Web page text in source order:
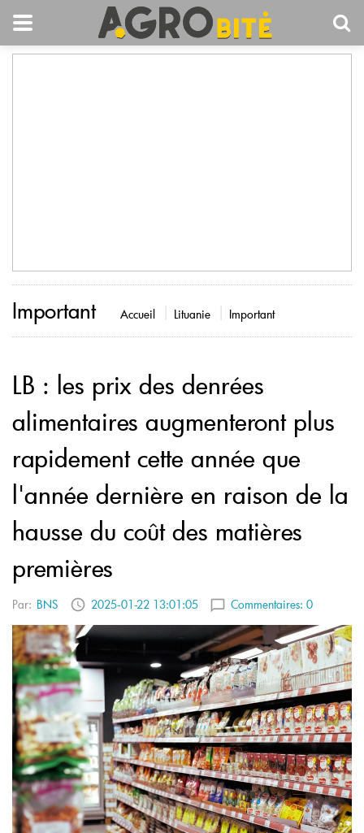
Important Accueil Lituanie Important
LB : les prix des denrées
alimentaires augmenteront plus
rapidement cette année que
l'année dernière en raison de la
hausse du coût des matières
premières
Par: BNS 2025-01-22 13:01:05 Commentaires: 0